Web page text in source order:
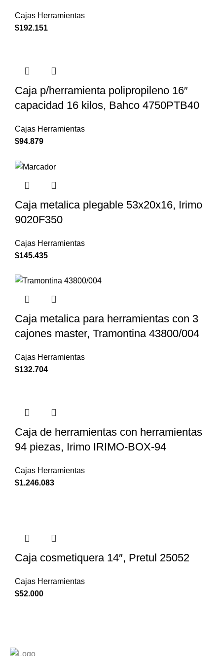
Cajas Herramientas
$192.151
Caja p/herramienta polipropileno 16″
capacidad 16 kilos, Bahco 4750PTB40
Cajas Herramientas
$94.879
Caja metalica plegable 53x20x16, Irimo
9020F350
Cajas Herramientas
$145.435
Caja metalica para herramientas con 3
cajones master, Tramontina 43800/004
Cajas Herramientas
$132.704
Caja de herramientas con herramientas
94 piezas, Irimo IRIMO-BOX-94
Cajas Herramientas
$1.246.083
Caja cosmetiquera 14″, Pretul 25052
Cajas Herramientas
$52.000